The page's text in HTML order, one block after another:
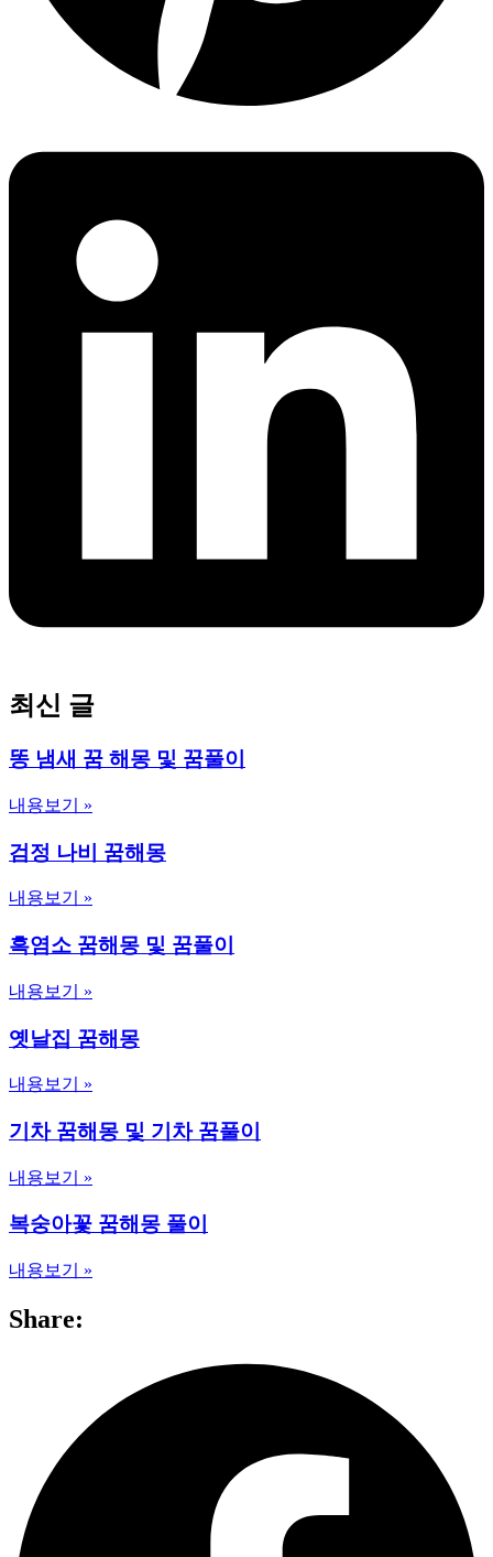
최신 글
똥 냄새 꿈 해몽 및 꿈풀이
내용보기 »
검정 나비 꿈해몽
내용보기 »
흑염소 꿈해몽 및 꿈풀이
내용보기 »
옛날집 꿈해몽
내용보기 »
기차 꿈해몽 및 기차 꿈풀이
내용보기 »
복숭아꽃 꿈해몽 풀이
내용보기 »
Share: